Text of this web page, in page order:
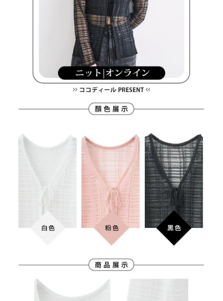
４．使用「AFTEE先享後付」時，將依據個別帳號之用戶狀況，依本公司即
時審查核予不同之上限額度；若仍有額度不足之情形，本公司將視審查結果
請求用戶進行身份認證。
５．嚴禁一人註冊多個帳號或使用他人資訊註冊。若發現惡意使用之情形，
恩沛科技股份有限公司將有權停止該用戶之使用額度並採取法律行動。